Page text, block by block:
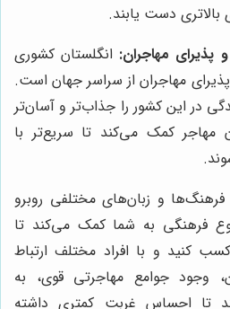
دست یابند.
مهاجران: انگلستان کشوری
مهاجران از سراسر جهان است.
در این کشور را جذاب‌تر و آسان‌تر
مهاجر کمک می‌کند تا سریع‌تر با
فرهنگ‌ها و زبان‌های مختلفی روبرو
فرهنگی به شما کمک می‌کند تا
کنید و با افراد مختلف ارتباط
وجود جوامع مهاجرتی قوی، به
تا احساس غربت کمتری داشته